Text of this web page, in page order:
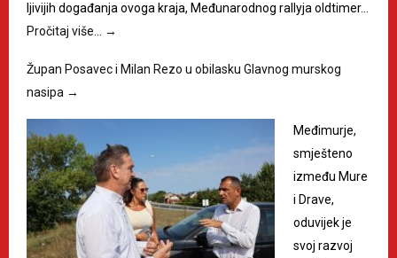
ljivijih događanja ovoga kraja, Međunarodnog rallyja oldtimer…
Pročitaj više… →
Župan Posavec i Milan Rezo u obilasku Glavnog murskog
nasipa →
Međimurje,
smješteno
između Mure
i Drave,
oduvijek je
svoj razvoj